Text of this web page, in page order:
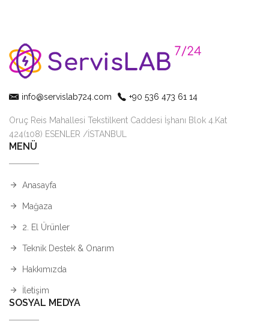
info@servislab724.com +90 536 473 61 14
Oruç Reis Mahallesi Tekstilkent Caddesi İşhanı Blok 4.Kat
424(108) ESENLER /İSTANBUL
MENÜ
Anasayfa
Mağaza
2. El Ürünler
Teknik Destek & Onarım
Hakkımızda
İletişim
SOSYAL MEDYA